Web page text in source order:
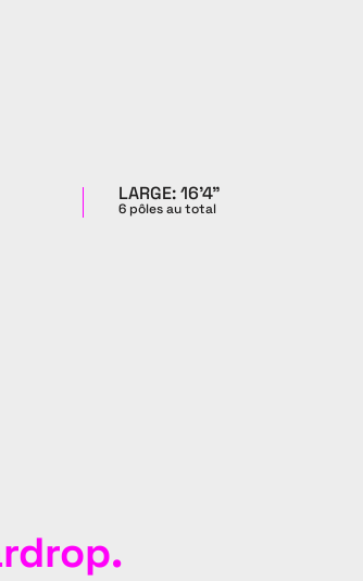
LARGE: 16'4"
6 pôles au total